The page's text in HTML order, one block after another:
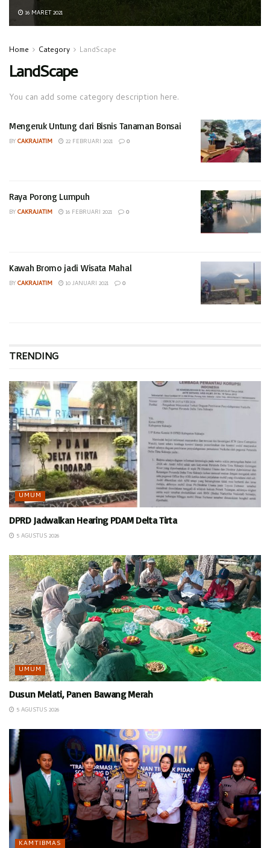
16 MARET 2021
Home Category LandScape
LandScape
You can add some category description here.
Mengeruk Untung dari Bisnis Tanaman Bonsai
BYCAKRAJATIM 22 FEBRUARI 2021 0
Raya Porong Lumpuh
BYCAKRAJATIM 16 FEBRUARI 2021 0
Kawah Bromo jadi Wisata Mahal
BYCAKRAJATIM 10 JANUARI 2021 0
TRENDING
UMUM
DPRD Jadwalkan Hearing PDAM Delta Tirta
5 AGUSTUS 2026
UMUM
Dusun Melati, Panen Bawang Merah
5 AGUSTUS 2026
KAMTIBMAS